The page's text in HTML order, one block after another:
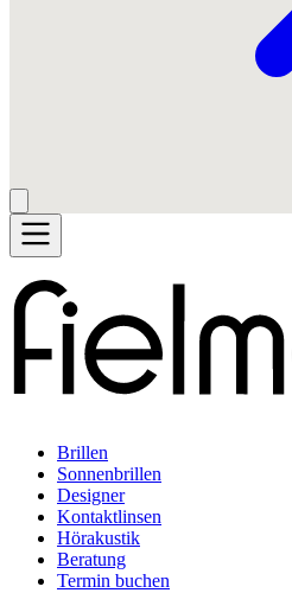
Brillen
Sonnenbrillen
Designer
Kontaktlinsen
Hörakustik
Beratung
Termin buchen